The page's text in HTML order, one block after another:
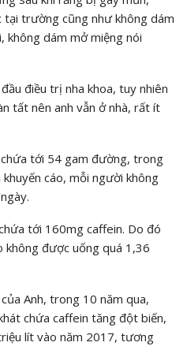
tại trường cũng như không dám
không dám mở miệng nói
điều trị nha khoa, tuy nhiên
tất nên anh vẫn ở nhà, rất ít
tới 54 gam đường, trong
cáo, mỗi người không
tới 160mg caffein. Do đó
không được uống quá 1,36
Anh, trong 10 năm qua,
chứa caffein tăng đột biến,
lít vào năm 2017, tương